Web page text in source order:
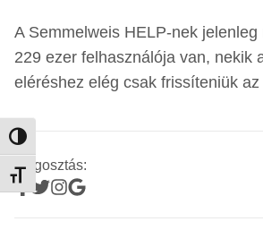
Nagy kontraszt váltása
Betűméret váltása
A Semmelweis HELP-nek
229 ezer felhasználója van, nekik
eléréshez elég csak frissíteniük
Megosztás: